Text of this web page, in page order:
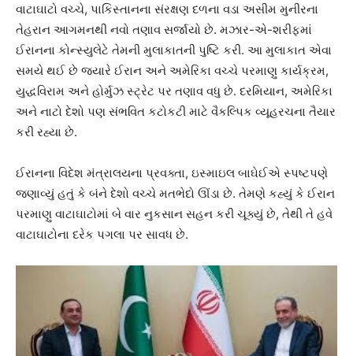
વાટાઘાટો વચ્ચે, પાકિસ્તાનના સંરક્ષણ દળના વડા અસીમ મુનીરના
તેહરાન આગમનથી નવો તણાવ સર્જાયો છે. મઝાર-એ-શરીફમાં
ઈરાનના કોન્સ્યુલેટે તેમની મુલાકાતની પુષ્ટિ કરી. આ મુલાકાત એવા
સમયે થઈ છે જ્યારે ઈરાન અને અમેરિકા વચ્ચે પરમાણુ કાર્યક્રમ,
યુદ્ધવિરામ અને હોર્મુઝ સ્ટ્રેટ પર તણાવ વધુ છે. દરમિયાન, અમેરિકા
અને નાટો દેશો પણ સંભવિત કટોકટી માટે વૈકલ્પિક વ્યૂહરચના તૈયાર
કરી રહ્યા છે.
ઈરાનના વિદેશ મંત્રાલયના પ્રવક્તા, ઇસ્માઇલ બાઘેઈએ સ્પષ્ટપણે
જણાવ્યું હતું કે બંને દેશો વચ્ચે મતભેદો ઊંડા છે. તેમણે કહ્યું કે ઈરાન
પરમાણુ વાટાઘાટોમાં બે વાર નુકસાન સહન કરી ચૂક્યું છે, તેથી તે હવે
વાટાઘાટોના દરેક પગલા પર સાવધ છે.